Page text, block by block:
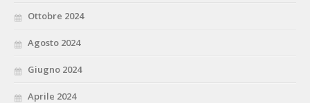
Ottobre 2024
Agosto 2024
Giugno 2024
Aprile 2024